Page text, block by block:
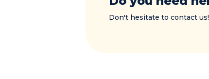
Don't hesitate to contact us!